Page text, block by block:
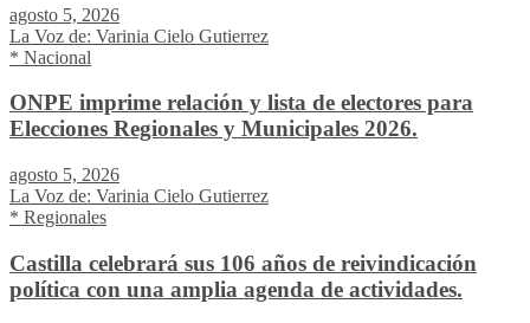
agosto 5, 2026
La Voz de: Varinia Cielo Gutierrez
* Nacional
ONPE imprime relación y lista de electores para
Elecciones Regionales y Municipales 2026.
agosto 5, 2026
La Voz de: Varinia Cielo Gutierrez
* Regionales
Castilla celebrará sus 106 años de reivindicación
política con una amplia agenda de actividades.